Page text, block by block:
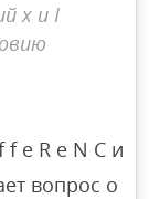
x и I
e R e N C и
вопрос о